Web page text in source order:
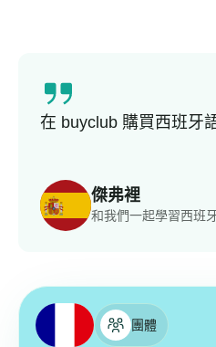
傑弗裡
和我們一起學習西班
在 buyclub 購買西班牙
團體